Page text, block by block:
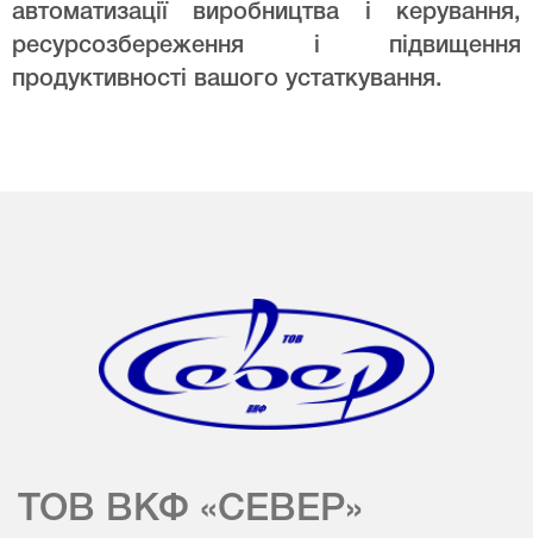
автоматизації виробництва і керування,
ресурсозбереження і підвищення
продуктивності вашого устаткування.
ТОВ ВКФ «СЕВЕР»